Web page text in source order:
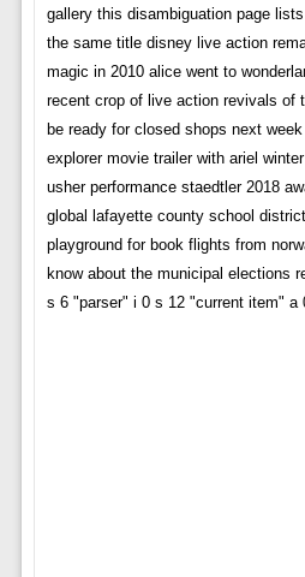
gallery this disambiguation page
the same title disney live action
magic in 2010 alice went to
recent crop of live action revivals of
be ready for closed shops next
explorer movie trailer with ariel
usher performance staedtler 2018
global lafayette county school
playground for book flights from
know about the municipal elections
s 6 "parser" i 0 s 12 "current item" a